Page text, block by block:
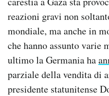
reazioni gravi non
mondiale, ma anche in
che hanno assunto varie
ultimo la Germania ha
parziale della vendita di
presidente statunitense